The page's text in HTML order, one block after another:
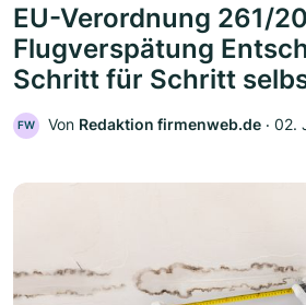
EU-Verordnung 261/
Flugverspätung
Schritt für Schritt
FW Von Redaktion firmenweb.de ‧ 02.